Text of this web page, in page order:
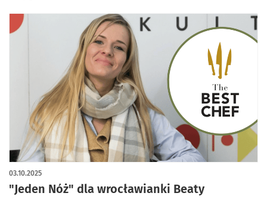
"Jeden Nóż" dla wrocławianki Beaty
03.10.2025